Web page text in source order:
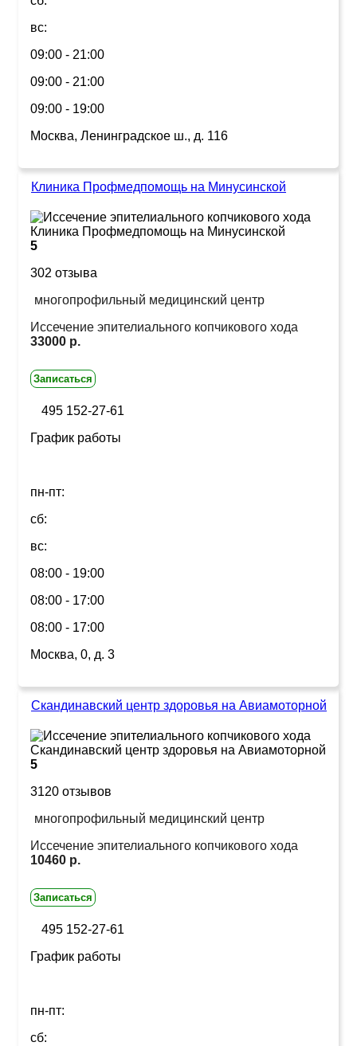
вс:
09:00 - 21:00
09:00 - 21:00
09:00 - 19:00
Москва, Ленинградское ш., д. 116
Клиника Профмедпомощь на Минусинской
5
302 отзыва
многопрофильный медицинский центр
Иссечение эпителиального копчикового хода
33000 р.
Записаться
495 152-27-61
График работы
пн-пт:
сб:
вс:
08:00 - 19:00
08:00 - 17:00
08:00 - 17:00
Москва, 0, д. 3
Скандинавский центр здоровья на Авиамоторной
5
3120 отзывов
многопрофильный медицинский центр
Иссечение эпителиального копчикового хода
10460 р.
Записаться
495 152-27-61
График работы
пн-пт:
сб: